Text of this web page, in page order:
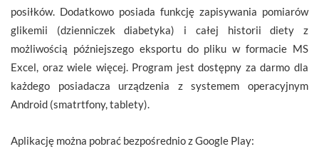
posiłków. Dodatkowo posiada funkcję zapisywania pomiarów
glikemii (dzienniczek diabetyka) i całej historii diety z
możliwością późniejszego eksportu do pliku w formacie MS
Excel, oraz wiele więcej. Program jest dostępny za darmo dla
każdego posiadacza urządzenia z systemem operacyjnym
Android (smatrtfony, tablety).
Aplikację można pobrać bezpośrednio z Google Play: